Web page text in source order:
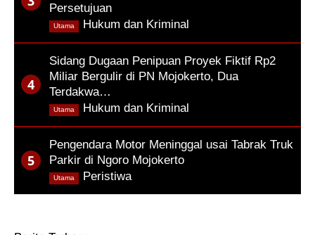
Persetujuan
Hukum dan Kriminal
Utama
Sidang Dugaan Penipuan Proyek Fiktif Rp2
Miliar Bergulir di PN Mojokerto, Dua
Terdakwa…
Hukum dan Kriminal
Utama
Pengendara Motor Meninggal usai Tabrak Truk
Parkir di Ngoro Mojokerto
Peristiwa
Utama